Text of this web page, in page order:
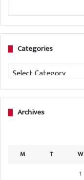
Categories
Categories
Archives
M T W
1